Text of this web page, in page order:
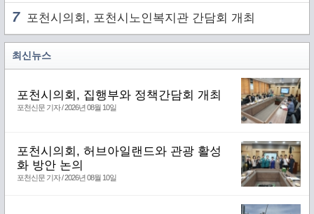
7포천시의회, 포천시노인복지관 간담회 개최
최신뉴스
포천시의회, 집행부와 정책간담회 개최
포천신문 기자 / 2026년 08월 10일
포천시의회, 허브아일랜드와 관광 활성
화 방안 논의
포천신문 기자 / 2026년 08월 10일